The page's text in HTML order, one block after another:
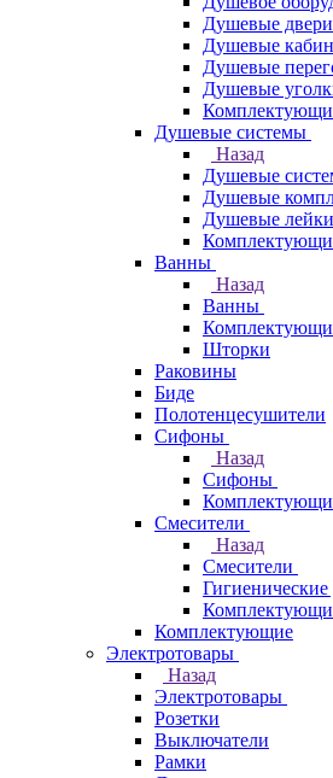
Душевые двери
Душевые
Душевые
Душевые
Душевые системы
Назад
Душевые
Душевые
Душевые лейки
Ванны
Назад
Ванны
Шторки
Раковины
Биде
Полотенцесушители
Сифоны
Назад
Сифоны
Смесители
Назад
Смесители
Комплектующие
Электротовары
Назад
Электротовары
Розетки
Выключатели
Рамки